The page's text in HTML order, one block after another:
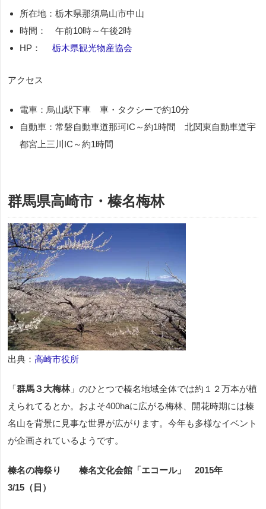
所在地：栃木県那須烏山市中山
時間： 午前10時～午後2時
HP： 栃木県観光物産協会
アクセス
電車：烏山駅下車 車・タクシーで約10分
自動車：常磐自動車道那珂IC～約1時間 北関東自動車道宇
都宮上三川IC～約1時間
群馬県高崎市・榛名梅林
出典： 高崎市役所
「群馬３大梅林」のひとつで榛名地域全体では約１２万本が植
えられてるとか。およそ400haに広がる梅林、開花時期には榛
名山を背景に見事な世界が広がります。今年も多様なイベント
が企画されているようです。
榛名の梅祭り 榛名文化会館「エコール」 2015年
3/15（日）